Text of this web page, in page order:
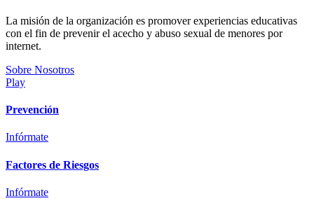
La misión de la organización es promover experiencias educativas
con el fin de prevenir el acecho y abuso sexual de menores por
internet.
Sobre Nosotros
Play
Prevención
Infórmate
Factores de Riesgos
Infórmate